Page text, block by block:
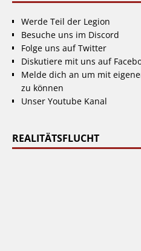
Werde Teil der Legion
Besuche uns im Discord
Folge uns auf Twitter
Diskutiere mit uns auf
Melde dich an um mit
zu können
Unser Youtube Kanal
REALITÄTSFLUCHT